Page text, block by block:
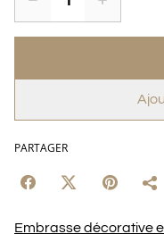
PARTAGER
Embrasse décorative